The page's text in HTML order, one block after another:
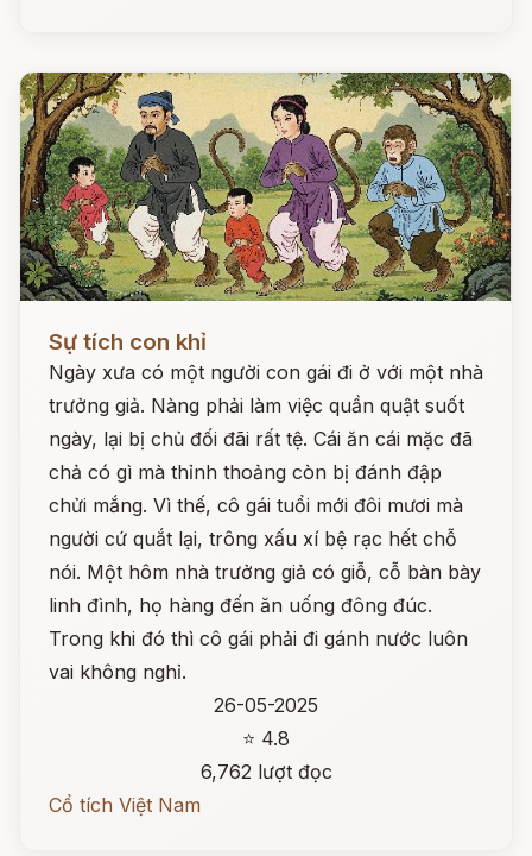
Sự tích con khỉ
Ngày xưa có một người con gái đi ở với một nhà
trưởng giả. Nàng phải làm việc quần quật suốt
ngày, lại bị chủ đối đãi rất tệ. Cái ăn cái mặc đã
chả có gì mà thỉnh thoảng còn bị đánh đập
chửi mắng. Vì thế, cô gái tuổi mới đôi mươi mà
người cứ quắt lại, trông xấu xí bệ rạc hết chỗ
nói. Một hôm nhà trưởng giả có giỗ, cỗ bàn bày
linh đình, họ hàng đến ăn uống đông đúc.
Trong khi đó thì cô gái phải đi gánh nước luôn
vai không nghỉ.
26-05-2025
⭐ 4.8
6,762 lượt đọc
Cổ tích Việt Nam